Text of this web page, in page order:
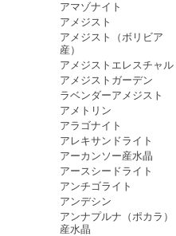
アマゾナイト
アメジスト
アメジスト（ボリビア
産）
アメジストエレスチャル
アメジストガーデン
ラベンダーアメジスト
アメトリン
アラゴナイト
アレキサンドライト
アーカンソー産水晶
アースシードライト
アンチゴライト
アンデシン
アンナプルナ（ポカラ）
産水晶